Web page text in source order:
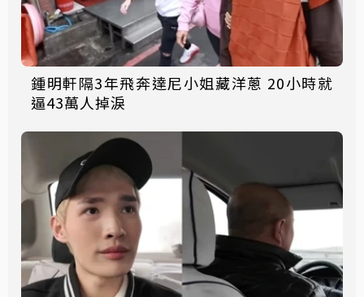
鍾明軒隔3年飛奔達尼小姐藏洋蔥 20小時就
逼43萬人掉淚